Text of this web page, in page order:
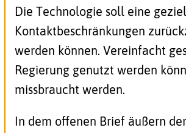
Die Technologie soll eine
Kontaktbeschränkungen
werden können. Vereinfacht
Regierung genutzt werden
missbraucht werden.
In dem offenen Brief äußern